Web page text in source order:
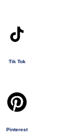
Tik Tok
Pinterest